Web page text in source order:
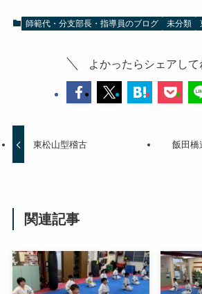
師範代・分支部長・指導員のブログ 未分類
よかったらシェアして
東松山型稽古 飯田橋
関連記事